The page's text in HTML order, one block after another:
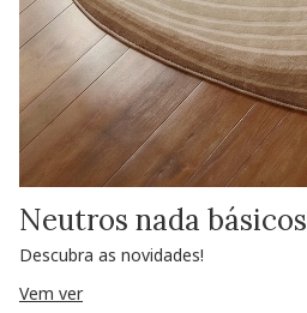
Neutros nada básicos
Descubra as novidades!
Vem ver